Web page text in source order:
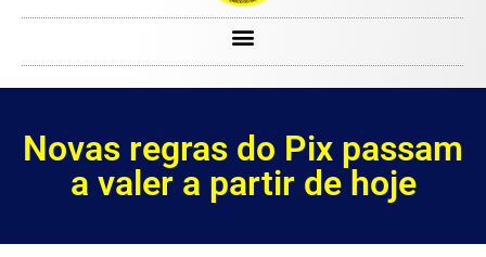
Novas regras do Pix passam
a valer a partir de hoje